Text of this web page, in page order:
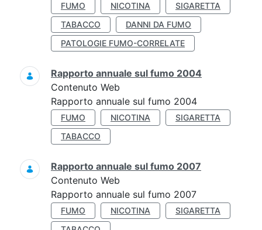
FUMO NICOTINA
SIGARETTA
TABACCO
DANNI DA FUMO
PATOLOGIE FUMO-CORRELATE
Rapporto annuale sul fumo 2004
Contenuto Web
Rapporto annuale sul fumo 2004
FUMO NICOTINA
SIGARETTA
TABACCO
Rapporto annuale sul fumo 2007
Contenuto Web
Rapporto annuale sul fumo 2007
FUMO NICOTINA
SIGARETTA